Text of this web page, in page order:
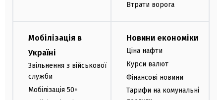
Втрати ворога
Мобілізація в
Україні
Звільнення з військової
служби
Мобілізація 50+
Новини економіки
Ціна нафти
Курси валют
Фінансові новини
Тарифи на комунальні